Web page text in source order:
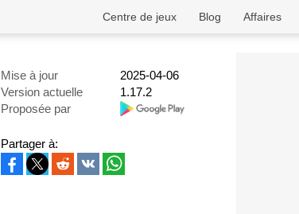
Affaires
Blog
Centre de jeux
Mise à jour
2025-04-06
Version actuelle
1.17.2
Proposée par
Partager à: